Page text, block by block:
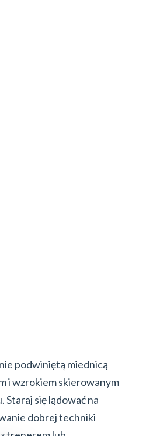
podwiniętą miednicą
i wzrokiem skierowanym
Staraj się lądować na
dobrej techniki